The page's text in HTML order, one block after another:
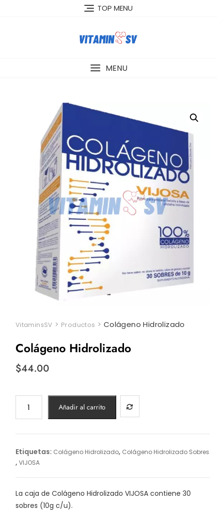
TOP MENU
MENU
VitaminsSV > Productos > Colágeno Hidrolizado
Colágeno Hidrolizado
$44.00
HidrolizadoAñadir al carrito
Etiquetas: Colágeno Hidrolizado, Colágeno Hidrolizado Sobres
, VIJOSA
La caja de Colágeno Hidrolizado VIJOSA contiene 30
sobres (10g c/u).